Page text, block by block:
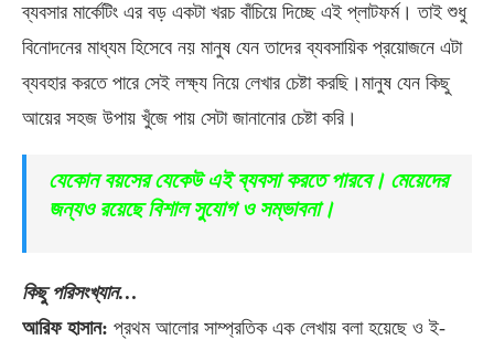
ব্যবসার মার্কেটিং এর বড় একটা খরচ বাঁচিয়ে দিচ্ছে এই প্লাটফর্ম। তাই শুধু
বিনোদনের মাধ্যম হিসেবে নয় মানুষ যেন তাদের ব্যবসায়িক প্রয়োজনে এটা
ব্যবহার করতে পারে সেই লক্ষ্য নিয়ে লেখার চেষ্টা করছি।মানুষ যেন কিছু
আয়ের সহজ উপায় খুঁজে পায় সেটা জানানোর চেষ্টা করি।
যেকোন বয়সের যেকেউ এই ব্যবসা করতে পারবে। মেয়েদের
জন্যও রয়েছে বিশাল সুযোগ ও সম্ভাবনা।
কিছু পরিসংখ্যান…
আরিফ হাসান: প্রথম আলোর সাম্প্রতিক এক লেখায় বলা হয়েছে ও ই-